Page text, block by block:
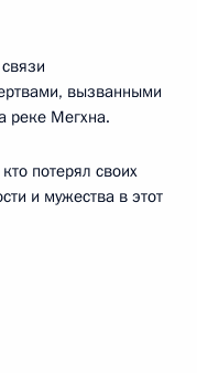
вызванными
реке Мегхна.
потерял своих
и мужества в этот